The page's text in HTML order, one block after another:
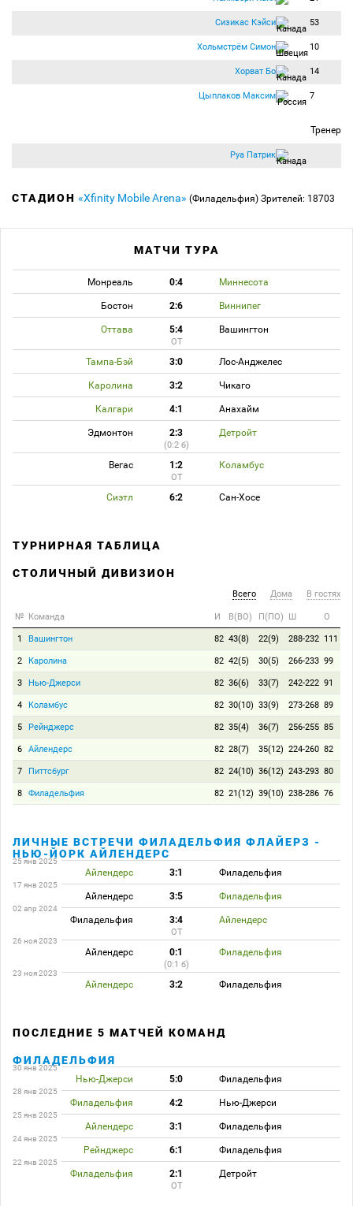
Сизикас Кэйси 53
Хольмстрём Симон 10
Хорват Бо 14
Цыплаков Максим 7
Тренер
Руа Патрик
СТАДИОН «Xfinity Mobile Arena» (Филадельфия) Зрителей: 18703
МАТЧИ ТУРА
Монреаль 0:4 Миннесота
Бостон 2:6 Виннипег
Оттава 5:4 Вашингтон
ОТ
Тампа-Бэй 3:0 Лос-Анджелес
Каролина 3:2 Чикаго
Калгари 4:1 Анахайм
Эдмонтон 2:3 Детройт
(0:2 б)
Вегас 1:2 Коламбус
ОТ
Сиэтл 6:2 Сан-Хосе
ТУРНИРНАЯ ТАБЛИЦА
СТОЛИЧНЫЙ ДИВИЗИОН
Всего Дома В гостях
№ Команда И В(ВО) П(ПО) Ш О
1 Вашингтон 82 43(8) 22(9) 288-232 111
2 Каролина 82 42(5) 30(5) 266-233 99
3 Нью-Джерси 82 36(6) 33(7) 242-222 91
4 Коламбус 82 30(10) 33(9) 273-268 89
5 Рейнджерс 82 35(4) 36(7) 256-255 85
6 Айлендерс 82 28(7) 35(12) 224-260 82
7 Питтсбург 82 24(10) 36(12) 243-293 80
8 Филадельфия 82 21(12) 39(10) 238-286 76
ЛИЧНЫЕ ВСТРЕЧИ ФИЛАДЕЛЬФИЯ ФЛАЙЕРЗ -
НЬЮ-ЙОРК АЙЛЕНДЕРС
25 янв 2025
Айлендерс 3:1 Филадельфия
17 янв 2025
Айлендерс 3:5 Филадельфия
02 апр 2024
Филадельфия 3:4 Айлендерс
ОТ
26 ноя 2023
Айлендерс 0:1 Филадельфия
(0:1 б)
23 ноя 2023
Айлендерс 3:2 Филадельфия
ПОСЛЕДНИЕ 5 МАТЧЕЙ КОМАНД
ФИЛАДЕЛЬФИЯ
30 янв 2025
Нью-Джерси 5:0 Филадельфия
28 янв 2025
Филадельфия 4:2 Нью-Джерси
25 янв 2025
Айлендерс 3:1 Филадельфия
24 янв 2025
Рейнджерс 6:1 Филадельфия
22 янв 2025
Филадельфия 2:1 Детройт
ОТ